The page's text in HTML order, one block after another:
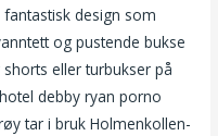
design som
og pustende bukse
eller turbukser på
debby ryan porno
tar i bruk Holmenkollen-